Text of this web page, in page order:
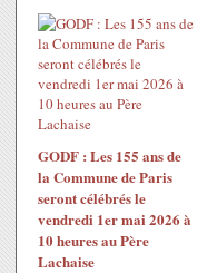
GODF : Les 155 ans de
la Commune de Paris
seront célébrés le
vendredi 1er mai 2026 à
10 heures au Père
Lachaise